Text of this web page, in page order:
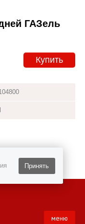
Принять
ГАЗель
Купить
меню